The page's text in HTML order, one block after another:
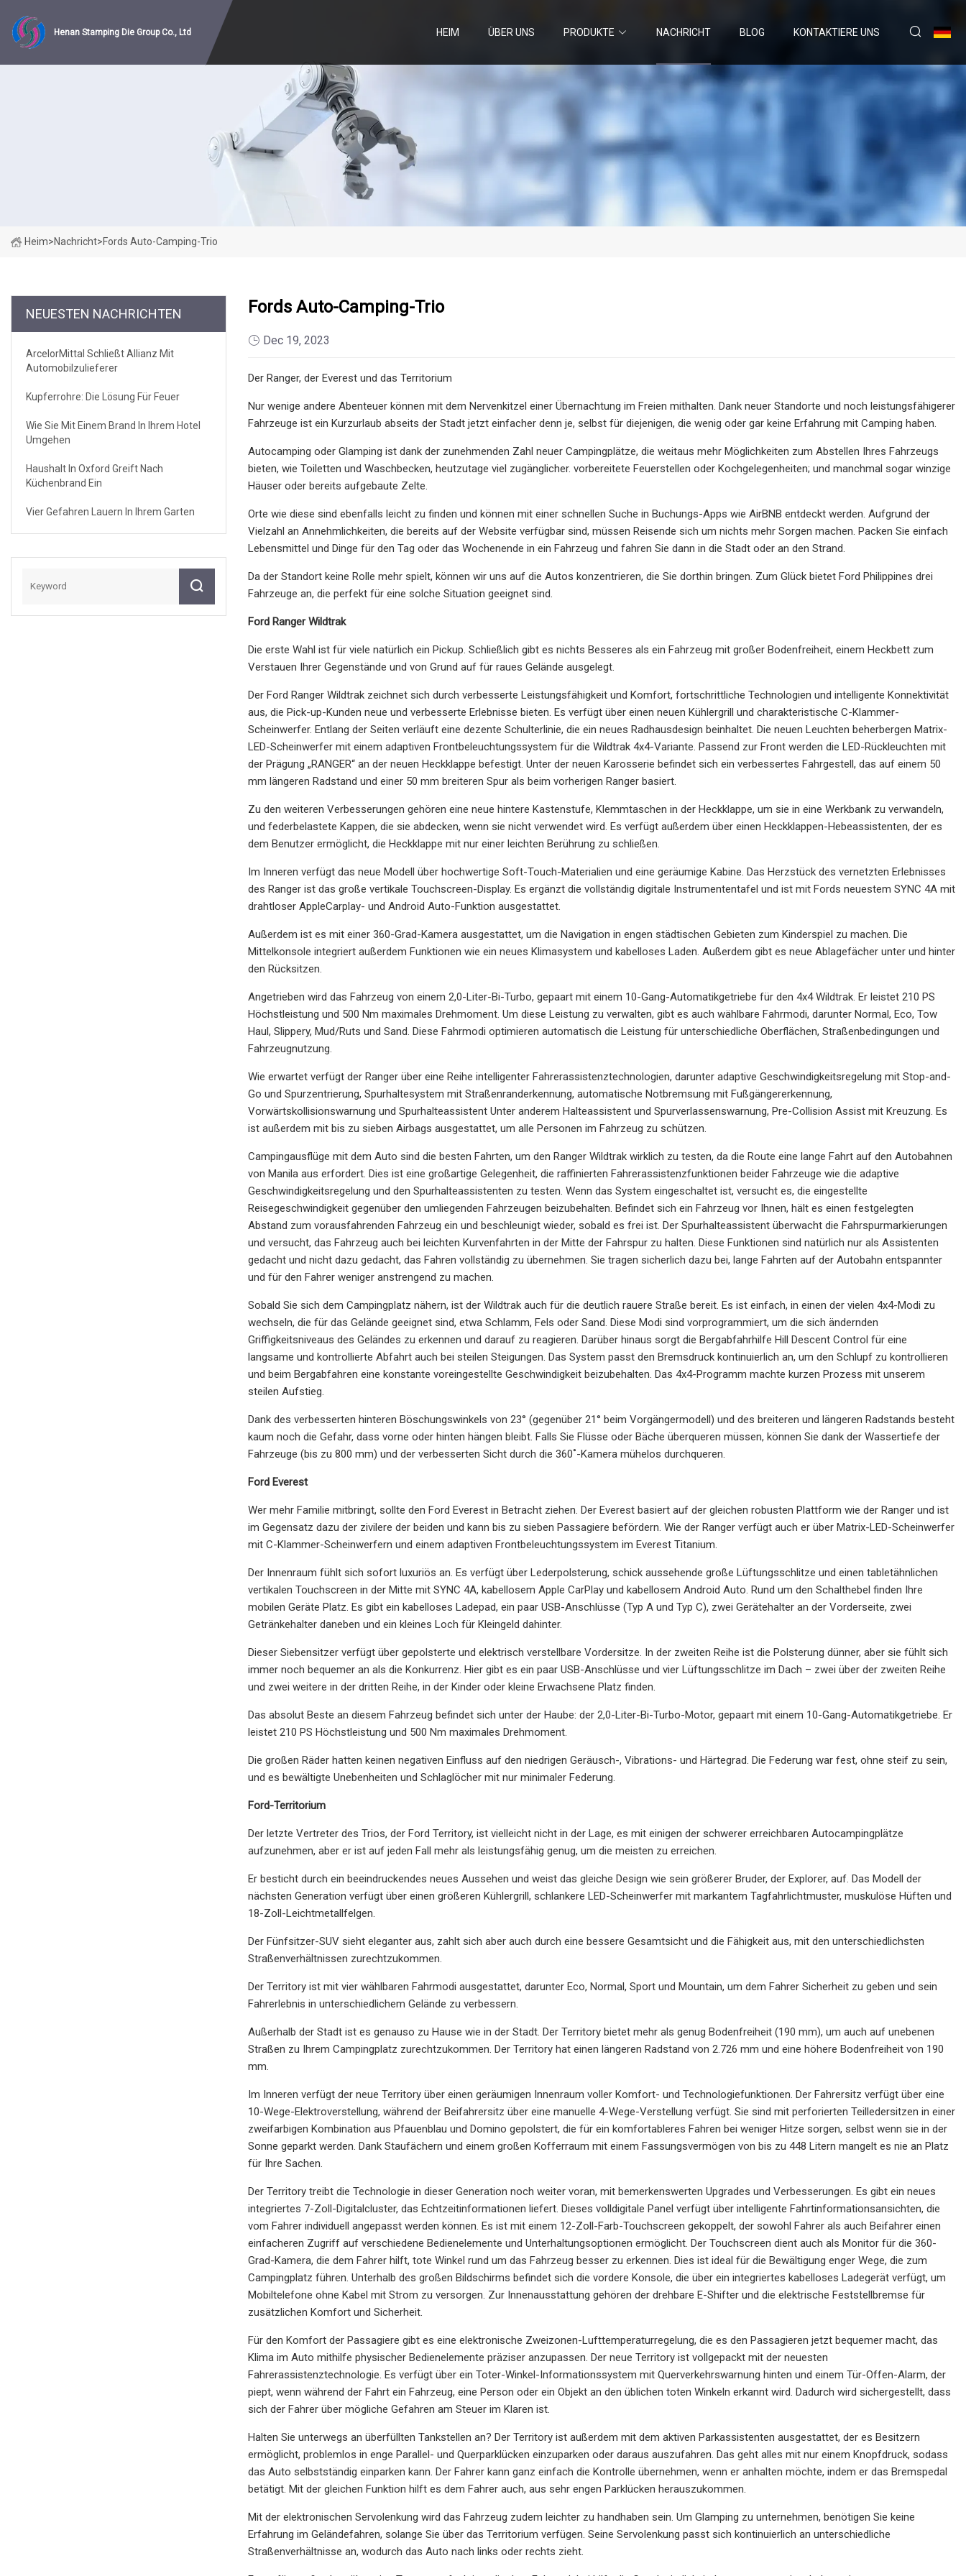
Henan Stamping Die Group Co., Ltd HEIM ÜBER UNS PRODUKTE NACHRICHT BLOG KONTAKTIERE UNS
Heim>Nachricht>Fords Auto-Camping-Trio
NEUESTEN NACHRICHTEN
ArcelorMittal Schließt Allianz Mit
Automobilzulieferer
Kupferrohre: Die Lösung Für Feuer
Wie Sie Mit Einem Brand In Ihrem Hotel
Umgehen
Haushalt In Oxford Greift Nach
Küchenbrand Ein
Vier Gefahren Lauern In Ihrem Garten
Fords Auto-Camping-Trio
Dec 19, 2023
Der Ranger, der Everest und das Territorium
Nur wenige andere Abenteuer können mit dem Nervenkitzel einer Übernachtung im Freien mithalten. Dank neuer Standorte und noch leistungsfähigerer
Fahrzeuge ist ein Kurzurlaub abseits der Stadt jetzt einfacher denn je, selbst für diejenigen, die wenig oder gar keine Erfahrung mit Camping haben.
Autocamping oder Glamping ist dank der zunehmenden Zahl neuer Campingplätze, die weitaus mehr Möglichkeiten zum Abstellen Ihres Fahrzeugs
bieten, wie Toiletten und Waschbecken, heutzutage viel zugänglicher. vorbereitete Feuerstellen oder Kochgelegenheiten; und manchmal sogar winzige
Häuser oder bereits aufgebaute Zelte.
Orte wie diese sind ebenfalls leicht zu finden und können mit einer schnellen Suche in Buchungs-Apps wie AirBNB entdeckt werden. Aufgrund der
Vielzahl an Annehmlichkeiten, die bereits auf der Website verfügbar sind, müssen Reisende sich um nichts mehr Sorgen machen. Packen Sie einfach
Lebensmittel und Dinge für den Tag oder das Wochenende in ein Fahrzeug und fahren Sie dann in die Stadt oder an den Strand.
Da der Standort keine Rolle mehr spielt, können wir uns auf die Autos konzentrieren, die Sie dorthin bringen. Zum Glück bietet Ford Philippines drei
Fahrzeuge an, die perfekt für eine solche Situation geeignet sind.
Ford Ranger Wildtrak
Die erste Wahl ist für viele natürlich ein Pickup. Schließlich gibt es nichts Besseres als ein Fahrzeug mit großer Bodenfreiheit, einem Heckbett zum
Verstauen Ihrer Gegenstände und von Grund auf für raues Gelände ausgelegt.
Der Ford Ranger Wildtrak zeichnet sich durch verbesserte Leistungsfähigkeit und Komfort, fortschrittliche Technologien und intelligente Konnektivität
aus, die Pick-up-Kunden neue und verbesserte Erlebnisse bieten. Es verfügt über einen neuen Kühlergrill und charakteristische C-Klammer-
Scheinwerfer. Entlang der Seiten verläuft eine dezente Schulterlinie, die ein neues Radhausdesign beinhaltet. Die neuen Leuchten beherbergen Matrix-
LED-Scheinwerfer mit einem adaptiven Frontbeleuchtungssystem für die Wildtrak 4x4-Variante. Passend zur Front werden die LED-Rückleuchten mit
der Prägung „RANGER“ an der neuen Heckklappe befestigt. Unter der neuen Karosserie befindet sich ein verbessertes Fahrgestell, das auf einem 50
mm längeren Radstand und einer 50 mm breiteren Spur als beim vorherigen Ranger basiert.
Zu den weiteren Verbesserungen gehören eine neue hintere Kastenstufe, Klemmtaschen in der Heckklappe, um sie in eine Werkbank zu verwandeln,
und federbelastete Kappen, die sie abdecken, wenn sie nicht verwendet wird. Es verfügt außerdem über einen Heckklappen-Hebeassistenten, der es
dem Benutzer ermöglicht, die Heckklappe mit nur einer leichten Berührung zu schließen.
Im Inneren verfügt das neue Modell über hochwertige Soft-Touch-Materialien und eine geräumige Kabine. Das Herzstück des vernetzten Erlebnisses
des Ranger ist das große vertikale Touchscreen-Display. Es ergänzt die vollständig digitale Instrumententafel und ist mit Fords neuestem SYNC 4A mit
drahtloser AppleCarplay- und Android Auto-Funktion ausgestattet.
Außerdem ist es mit einer 360-Grad-Kamera ausgestattet, um die Navigation in engen städtischen Gebieten zum Kinderspiel zu machen. Die
Mittelkonsole integriert außerdem Funktionen wie ein neues Klimasystem und kabelloses Laden. Außerdem gibt es neue Ablagefächer unter und hinter
den Rücksitzen.
Angetrieben wird das Fahrzeug von einem 2,0-Liter-Bi-Turbo, gepaart mit einem 10-Gang-Automatikgetriebe für den 4x4 Wildtrak. Er leistet 210 PS
Höchstleistung und 500 Nm maximales Drehmoment. Um diese Leistung zu verwalten, gibt es auch wählbare Fahrmodi, darunter Normal, Eco, Tow
Haul, Slippery, Mud/Ruts und Sand. Diese Fahrmodi optimieren automatisch die Leistung für unterschiedliche Oberflächen, Straßenbedingungen und
Fahrzeugnutzung.
Wie erwartet verfügt der Ranger über eine Reihe intelligenter Fahrerassistenztechnologien, darunter adaptive Geschwindigkeitsregelung mit Stop-and-
Go und Spurzentrierung, Spurhaltesystem mit Straßenranderkennung, automatische Notbremsung mit Fußgängererkennung,
Vorwärtskollisionswarnung und Spurhalteassistent Unter anderem Halteassistent und Spurverlassenswarnung, Pre-Collision Assist mit Kreuzung. Es
ist außerdem mit bis zu sieben Airbags ausgestattet, um alle Personen im Fahrzeug zu schützen.
Campingausflüge mit dem Auto sind die besten Fahrten, um den Ranger Wildtrak wirklich zu testen, da die Route eine lange Fahrt auf den Autobahnen
von Manila aus erfordert. Dies ist eine großartige Gelegenheit, die raffinierten Fahrerassistenzfunktionen beider Fahrzeuge wie die adaptive
Geschwindigkeitsregelung und den Spurhalteassistenten zu testen. Wenn das System eingeschaltet ist, versucht es, die eingestellte
Reisegeschwindigkeit gegenüber den umliegenden Fahrzeugen beizubehalten. Befindet sich ein Fahrzeug vor Ihnen, hält es einen festgelegten
Abstand zum vorausfahrenden Fahrzeug ein und beschleunigt wieder, sobald es frei ist. Der Spurhalteassistent überwacht die Fahrspurmarkierungen
und versucht, das Fahrzeug auch bei leichten Kurvenfahrten in der Mitte der Fahrspur zu halten. Diese Funktionen sind natürlich nur als Assistenten
gedacht und nicht dazu gedacht, das Fahren vollständig zu übernehmen. Sie tragen sicherlich dazu bei, lange Fahrten auf der Autobahn entspannter
und für den Fahrer weniger anstrengend zu machen.
Sobald Sie sich dem Campingplatz nähern, ist der Wildtrak auch für die deutlich rauere Straße bereit. Es ist einfach, in einen der vielen 4x4-Modi zu
wechseln, die für das Gelände geeignet sind, etwa Schlamm, Fels oder Sand. Diese Modi sind vorprogrammiert, um die sich ändernden
Griffigkeitsniveaus des Geländes zu erkennen und darauf zu reagieren. Darüber hinaus sorgt die Bergabfahrhilfe Hill Descent Control für eine
langsame und kontrollierte Abfahrt auch bei steilen Steigungen. Das System passt den Bremsdruck kontinuierlich an, um den Schlupf zu kontrollieren
und beim Bergabfahren eine konstante voreingestellte Geschwindigkeit beizubehalten. Das 4x4-Programm machte kurzen Prozess mit unserem
steilen Aufstieg.
Dank des verbesserten hinteren Böschungswinkels von 23° (gegenüber 21° beim Vorgängermodell) und des breiteren und längeren Radstands besteht
kaum noch die Gefahr, dass vorne oder hinten hängen bleibt. Falls Sie Flüsse oder Bäche überqueren müssen, können Sie dank der Wassertiefe der
Fahrzeuge (bis zu 800 mm) und der verbesserten Sicht durch die 360˚-Kamera mühelos durchqueren.
Ford Everest
Wer mehr Familie mitbringt, sollte den Ford Everest in Betracht ziehen. Der Everest basiert auf der gleichen robusten Plattform wie der Ranger und ist
im Gegensatz dazu der zivilere der beiden und kann bis zu sieben Passagiere befördern. Wie der Ranger verfügt auch er über Matrix-LED-Scheinwerfer
mit C-Klammer-Scheinwerfern und einem adaptiven Frontbeleuchtungssystem im Everest Titanium.
Der Innenraum fühlt sich sofort luxuriös an. Es verfügt über Lederpolsterung, schick aussehende große Lüftungsschlitze und einen tabletähnlichen
vertikalen Touchscreen in der Mitte mit SYNC 4A, kabellosem Apple CarPlay und kabellosem Android Auto. Rund um den Schalthebel finden Ihre
mobilen Geräte Platz. Es gibt ein kabelloses Ladepad, ein paar USB-Anschlüsse (Typ A und Typ C), zwei Gerätehalter an der Vorderseite, zwei
Getränkehalter daneben und ein kleines Loch für Kleingeld dahinter.
Dieser Siebensitzer verfügt über gepolsterte und elektrisch verstellbare Vordersitze. In der zweiten Reihe ist die Polsterung dünner, aber sie fühlt sich
immer noch bequemer an als die Konkurrenz. Hier gibt es ein paar USB-Anschlüsse und vier Lüftungsschlitze im Dach – zwei über der zweiten Reihe
und zwei weitere in der dritten Reihe, in der Kinder oder kleine Erwachsene Platz finden.
Das absolut Beste an diesem Fahrzeug befindet sich unter der Haube: der 2,0-Liter-Bi-Turbo-Motor, gepaart mit einem 10-Gang-Automatikgetriebe. Er
leistet 210 PS Höchstleistung und 500 Nm maximales Drehmoment.
Die großen Räder hatten keinen negativen Einfluss auf den niedrigen Geräusch-, Vibrations- und Härtegrad. Die Federung war fest, ohne steif zu sein,
und es bewältigte Unebenheiten und Schlaglöcher mit nur minimaler Federung.
Ford-Territorium
Der letzte Vertreter des Trios, der Ford Territory, ist vielleicht nicht in der Lage, es mit einigen der schwerer erreichbaren Autocampingplätze
aufzunehmen, aber er ist auf jeden Fall mehr als leistungsfähig genug, um die meisten zu erreichen.
Er besticht durch ein beeindruckendes neues Aussehen und weist das gleiche Design wie sein größerer Bruder, der Explorer, auf. Das Modell der
nächsten Generation verfügt über einen größeren Kühlergrill, schlankere LED-Scheinwerfer mit markantem Tagfahrlichtmuster, muskulöse Hüften und
18-Zoll-Leichtmetallfelgen.
Der Fünfsitzer-SUV sieht eleganter aus, zahlt sich aber auch durch eine bessere Gesamtsicht und die Fähigkeit aus, mit den unterschiedlichsten
Straßenverhältnissen zurechtzukommen.
Der Territory ist mit vier wählbaren Fahrmodi ausgestattet, darunter Eco, Normal, Sport und Mountain, um dem Fahrer Sicherheit zu geben und sein
Fahrerlebnis in unterschiedlichem Gelände zu verbessern.
Außerhalb der Stadt ist es genauso zu Hause wie in der Stadt. Der Territory bietet mehr als genug Bodenfreiheit (190 mm), um auch auf unebenen
Straßen zu Ihrem Campingplatz zurechtzukommen. Der Territory hat einen längeren Radstand von 2.726 mm und eine höhere Bodenfreiheit von 190
mm.
Im Inneren verfügt der neue Territory über einen geräumigen Innenraum voller Komfort- und Technologiefunktionen. Der Fahrersitz verfügt über eine
10-Wege-Elektroverstellung, während der Beifahrersitz über eine manuelle 4-Wege-Verstellung verfügt. Sie sind mit perforierten Teilledersitzen in einer
zweifarbigen Kombination aus Pfauenblau und Domino gepolstert, die für ein komfortableres Fahren bei weniger Hitze sorgen, selbst wenn sie in der
Sonne geparkt werden. Dank Staufächern und einem großen Kofferraum mit einem Fassungsvermögen von bis zu 448 Litern mangelt es nie an Platz
für Ihre Sachen.
Der Territory treibt die Technologie in dieser Generation noch weiter voran, mit bemerkenswerten Upgrades und Verbesserungen. Es gibt ein neues
integriertes 7-Zoll-Digitalcluster, das Echtzeitinformationen liefert. Dieses volldigitale Panel verfügt über intelligente Fahrtinformationsansichten, die
vom Fahrer individuell angepasst werden können. Es ist mit einem 12-Zoll-Farb-Touchscreen gekoppelt, der sowohl Fahrer als auch Beifahrer einen
einfacheren Zugriff auf verschiedene Bedienelemente und Unterhaltungsoptionen ermöglicht. Der Touchscreen dient auch als Monitor für die 360-
Grad-Kamera, die dem Fahrer hilft, tote Winkel rund um das Fahrzeug besser zu erkennen. Dies ist ideal für die Bewältigung enger Wege, die zum
Campingplatz führen. Unterhalb des großen Bildschirms befindet sich die vordere Konsole, die über ein integriertes kabelloses Ladegerät verfügt, um
Mobiltelefone ohne Kabel mit Strom zu versorgen. Zur Innenausstattung gehören der drehbare E-Shifter und die elektrische Feststellbremse für
zusätzlichen Komfort und Sicherheit.
Für den Komfort der Passagiere gibt es eine elektronische Zweizonen-Lufttemperaturregelung, die es den Passagieren jetzt bequemer macht, das
Klima im Auto mithilfe physischer Bedienelemente präziser anzupassen. Der neue Territory ist vollgepackt mit der neuesten
Fahrerassistenztechnologie. Es verfügt über ein Toter-Winkel-Informationssystem mit Querverkehrswarnung hinten und einem Tür-Offen-Alarm, der
piept, wenn während der Fahrt ein Fahrzeug, eine Person oder ein Objekt an den üblichen toten Winkeln erkannt wird. Dadurch wird sichergestellt, dass
sich der Fahrer über mögliche Gefahren am Steuer im Klaren ist.
Halten Sie unterwegs an überfüllten Tankstellen an? Der Territory ist außerdem mit dem aktiven Parkassistenten ausgestattet, der es Besitzern
ermöglicht, problemlos in enge Parallel- und Querparklücken einzuparken oder daraus auszufahren. Das geht alles mit nur einem Knopfdruck, sodass
das Auto selbstständig einparken kann. Der Fahrer kann ganz einfach die Kontrolle übernehmen, wenn er anhalten möchte, indem er das Bremspedal
betätigt. Mit der gleichen Funktion hilft es dem Fahrer auch, aus sehr engen Parklücken herauszukommen.
Mit der elektronischen Servolenkung wird das Fahrzeug zudem leichter zu handhaben sein. Um Glamping zu unternehmen, benötigen Sie keine
Erfahrung im Geländefahren, solange Sie über das Territorium verfügen. Seine Servolenkung passt sich kontinuierlich an unterschiedliche
Straßenverhältnisse an, wodurch das Auto nach links oder rechts zieht.